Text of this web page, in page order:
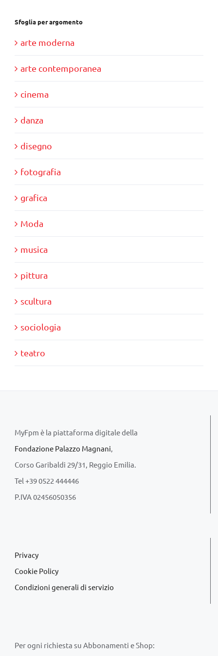
Sfoglia per argomento
arte moderna
arte contemporanea
cinema
danza
disegno
fotografia
grafica
Moda
musica
pittura
scultura
sociologia
teatro
MyFpm è la piattaforma digitale della
Fondazione Palazzo Magnani,
Corso Garibaldi 29/31, Reggio Emilia.
Tel +39 0522 444446
P.IVA 02456050356
Privacy
Cookie Policy
Condizioni generali di servizio
Per ogni richiesta su Abbonamenti e Shop: